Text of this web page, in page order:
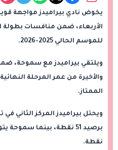
يخوض نادي بيراميدز مواجهة
الأربعاء، ضمن منافسات بطولة
للموسم الحالي 2025-2026.
ويلتقي بيراميدز مع سموحة،
والأخيرة من عمر المرحلة
الممتاز.
ويحتل بيراميدز المركز الثاني
نقطة.